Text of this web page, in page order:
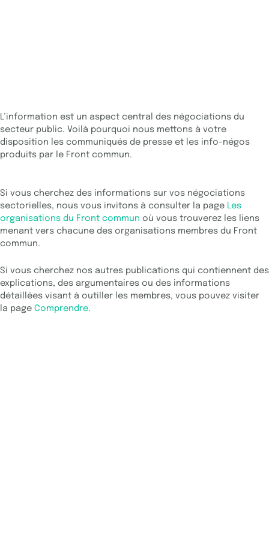
L’information est un aspect central des négociations du
secteur public. Voilà pourquoi nous mettons à votre
disposition les communiqués de presse et les info-négos
produits par le Front commun.
Si vous cherchez des informations sur vos négociations
sectorielles, nous vous invitons à consulter la page Les
organisations du Front commun où vous trouverez les liens
menant vers chacune des organisations membres du Front
commun.
Si vous cherchez nos autres publications qui contiennent des
explications, des argumentaires ou des informations
détaillées visant à outiller les membres, vous pouvez visiter
la page Comprendre.